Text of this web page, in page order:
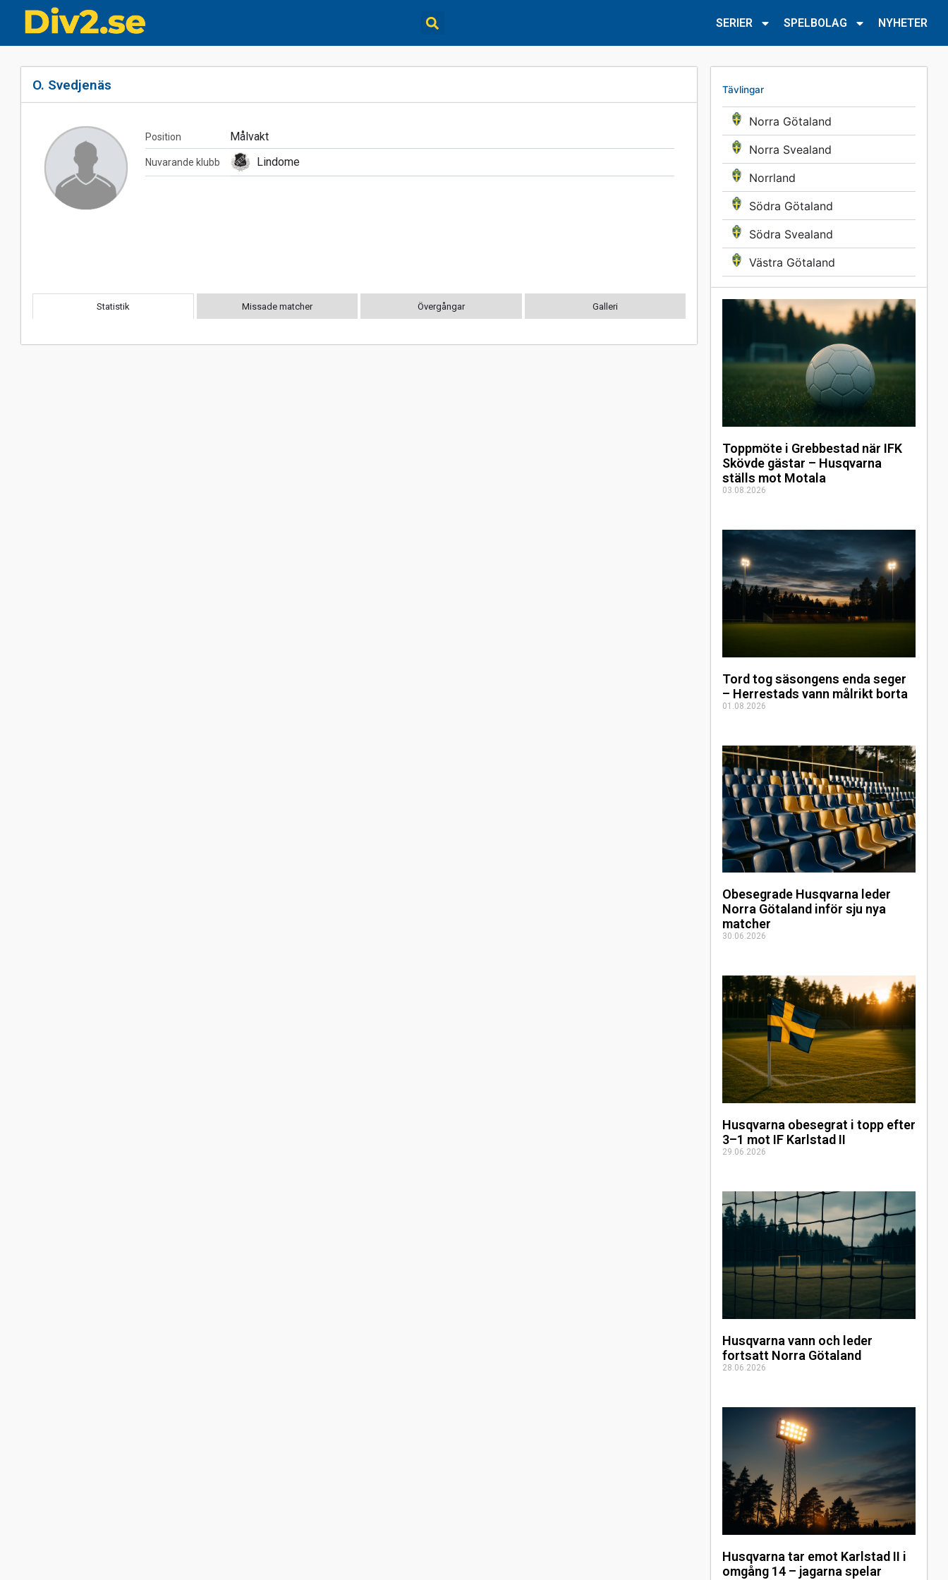
SERIER SPELBOLAG NYHETER
Tävlingar
Norra Götaland
Norra Svealand
Norrland
Södra Götaland
Södra Svealand
Västra Götaland
Toppmöte i Grebbestad när IFK
Skövde gästar – Husqvarna
ställs mot Motala
03.08.2026
Tord tog säsongens enda seger
– Herrestads vann målrikt borta
01.08.2026
Obesegrade Husqvarna leder
Norra Götaland inför sju nya
matcher
30.06.2026
Husqvarna obesegrat i topp efter
3–1 mot IF Karlstad II
29.06.2026
Husqvarna vann och leder
fortsatt Norra Götaland
28.06.2026
Husqvarna tar emot Karlstad II i
omgång 14 – jagarna spelar
O. Svedjenäs
Position Målvakt
Nuvarande klubb Lindome
Statistik Missade matcher Övergångar Galleri